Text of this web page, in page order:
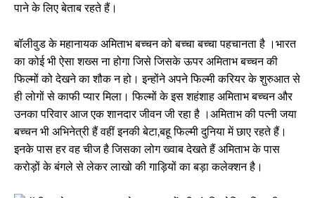
पाने के लिए बेताब रहते हैं।
बॉलीवुड के महानायक अमिताभ बच्चन को बच्चा बच्चा पहचानता है ।भारत
का कोई भी ऐसा शख्स ना होगा जिसे जिसके ऊपर अमिताभ बच्चन की
फिल्मों को देखने का शौक न हो। इन्होंने अपने फिल्मी करियर के शुरुआत से
ही लोगों से काफी प्यार मिला। फिल्मों के इस शहंशाह अमिताभ बच्चन और
उनका परिवार आज एक शानदार जीवन जी रहा है ।अमिताभ की पत्नी जया
बच्चन भी अभिनेत्री हैं वहीं इनकी बेटा,बहू फिल्मी दुनिया में छाए रहते हैं।
इनके पास हर वह चीज है जिसका लोग ख्वाब देखते हैं अमिताभ के पास
करोड़ों के बंगले से लेकर लाखो की गाड़ियों का बड़ा कलेक्शन है।